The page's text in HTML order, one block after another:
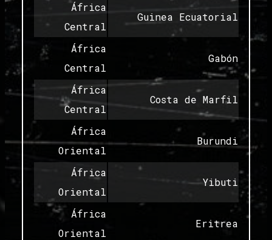
Guinea Ecuatorial
África
Central
Gabón
África
Central
Costa de Marfil
África
Central
Burundi
África
Oriental
Yibuti
África
Oriental
Eritrea
África
Oriental